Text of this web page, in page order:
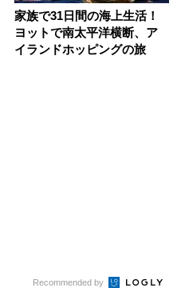
家族で31日間の海上生活！
ヨットで南太平洋横断、ア
イランドホッピングの旅
Recommended by